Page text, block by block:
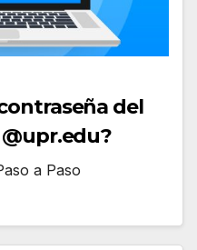
del
a Paso